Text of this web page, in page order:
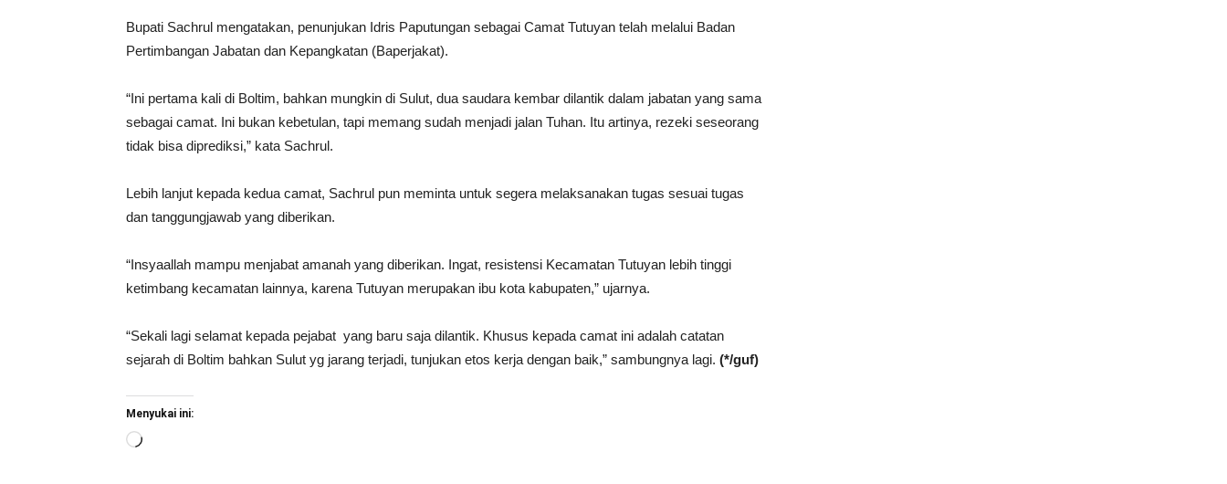
Bupati Sachrul mengatakan, penunjukan Idris Paputungan sebagai Camat Tutuyan telah melalui Badan
Pertimbangan Jabatan dan Kepangkatan (Baperjakat).
“Ini pertama kali di Boltim, bahkan mungkin di Sulut, dua saudara kembar dilantik dalam jabatan yang sama
sebagai camat. Ini bukan kebetulan, tapi memang sudah menjadi jalan Tuhan. Itu artinya, rezeki seseorang
tidak bisa diprediksi,” kata Sachrul.
Lebih lanjut kepada kedua camat, Sachrul pun meminta untuk segera melaksanakan tugas sesuai tugas
dan tanggungjawab yang diberikan.
“Insyaallah mampu menjabat amanah yang diberikan. Ingat, resistensi Kecamatan Tutuyan lebih tinggi
ketimbang kecamatan lainnya, karena Tutuyan merupakan ibu kota kabupaten,” ujarnya.
“Sekali lagi selamat kepada pejabat yang baru saja dilantik. Khusus kepada camat ini adalah catatan
sejarah di Boltim bahkan Sulut yg jarang terjadi, tunjukan etos kerja dengan baik,” sambungnya lagi. (*/guf)
Menyukai ini:
Memuat...